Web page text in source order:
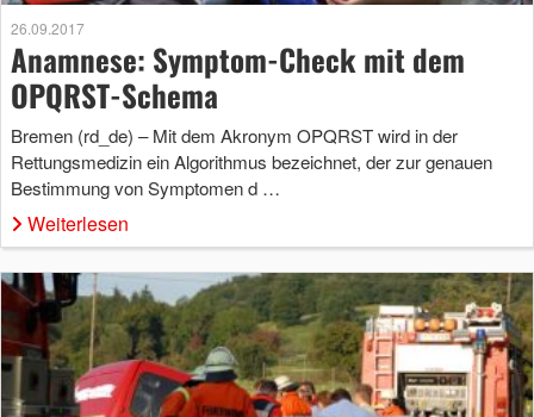
26.09.2017
Anamnese: Symptom-Check mit dem
OPQRST-Schema
Bremen (rd_de) – Mit dem Akronym OPQRST wird in der
Rettungsmedizin ein Algorithmus bezeichnet, der zur genauen
Bestimmung von Symptomen d …
Weiterlesen